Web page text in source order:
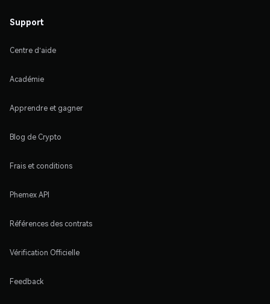
Support
Centre d'aide
Académie
Apprendre et gagner
Blog de Crypto
Frais et conditions
Phemex API
Références des contrats
Vérification Officielle
Feedback